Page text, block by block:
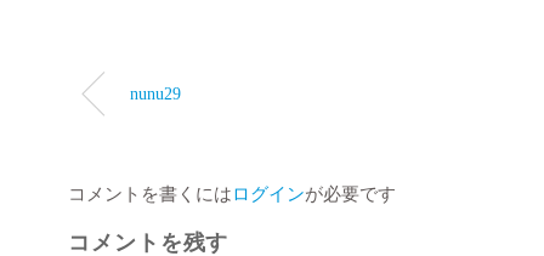
nunu29
コメントを書くにはログインが必要です
コメントを残す